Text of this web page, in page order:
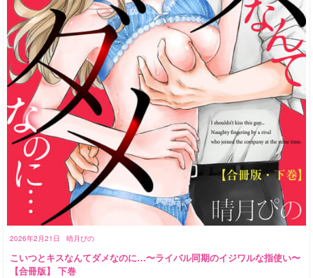
2026年2月21日 晴月ぴの
こいつとキスなんてダメなのに…〜ライバル同期のイジワルな指使い〜
【合冊版】 下巻